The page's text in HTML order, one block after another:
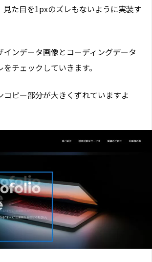
見た目を1pxのズレもないように実装す
インデータ画像とコーディングデータ
チェックしていきます。
コピー部分が大きくずれていますよ